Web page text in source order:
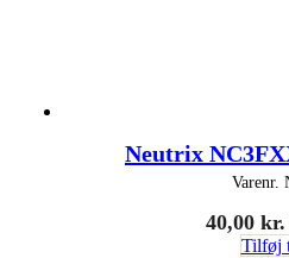
Neutrix
Varenr.
40,00 kr.
Tilføj